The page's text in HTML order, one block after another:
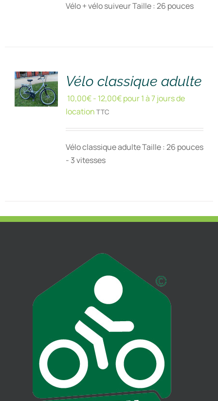
Vélo + vélo suiveur Taille : 26 pouces
Vélo classique adulte
10,00€- 12,00€pour 1 à 7 jours de
location TTC
Vélo classique adulte Taille : 26 pouces
- 3 vitesses